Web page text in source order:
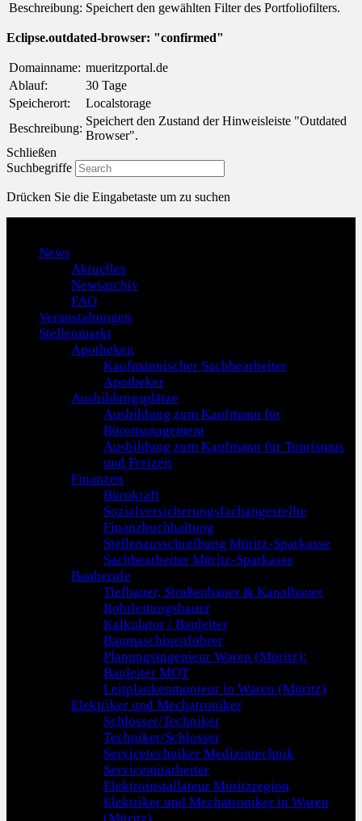
Beschreibung: Speichert den gewählten Filter des Portfoliofilters.
Eclipse.outdated-browser: "confirmed"
Domainname: mueritzportal.de
Ablauf:
30 Tage
Speicherort:
Localstorage
Beschreibung:
Speichert den Zustand der Hinweisleiste "Outdated
Browser".
Schließen
Suchbegriffe
Drücken Sie die Eingabetaste um zu suchen
News
Aktuelles
Newsarchiv
FAQ
Veranstaltungen
Stellenmarkt
Apotheken
Kaufmännischer Sachbearbeiter
Apotheker
Ausbildungsplätze
Ausbildung zum Kaufmann für
Büromanagement
Ausbildung zum Kaufmann für Tourismus
und Freizeit
Finanzen
Bürokraft
Sozialversicherungsfachangestellte
Finanzbuchhaltung
Stellenausschreibung Müritz-Sparkasse
Sachbearbeiter Müritz-Sparkasse
Bauberufe
Tiefbauer, Straßenbauer & Kanalbauer
Rohrleitungsbauer
Kalkulator / Bauleiter
Baumaschinenführer
Planungsingenieur Waren (Müritz):
Bauleiter MOT
Leitplankenmonteur in Waren (Müritz)
Elektriker und Mechatroniker
Schlosser/Techniker
Techniker/Schlosser
Servicetechniker Medizintechnik
Servicemitarbeiter
Elektroinstallateur Müritzregion
Elektriker und Mechatroniker in Waren